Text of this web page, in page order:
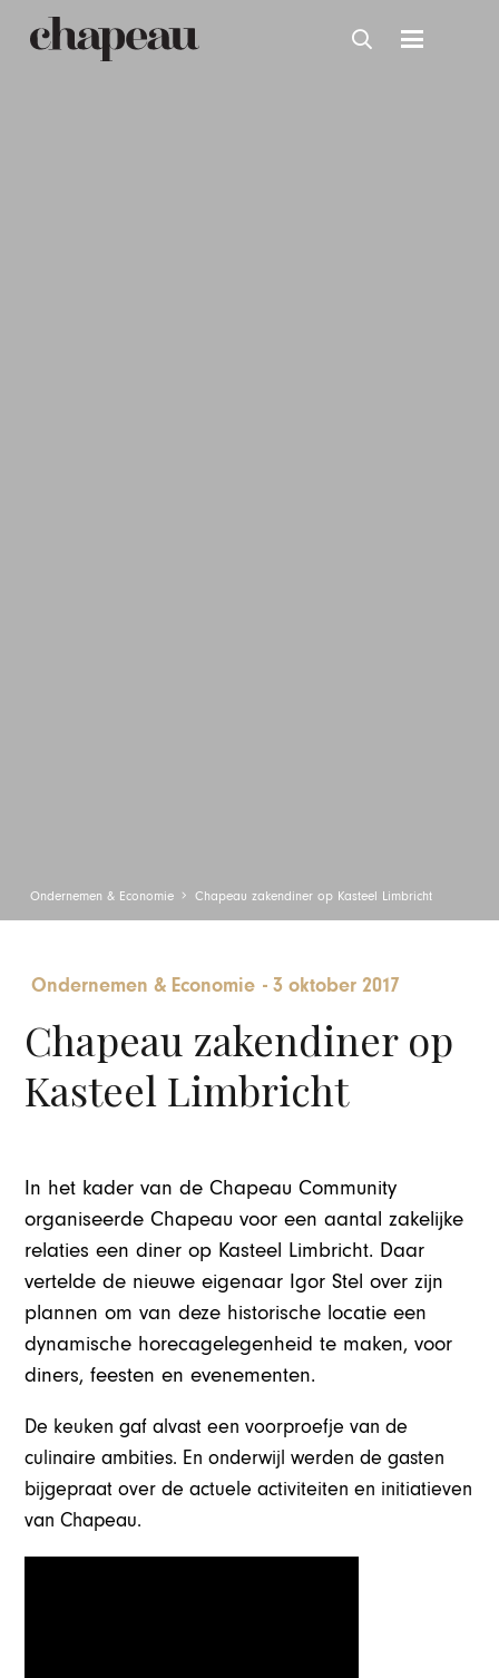
Ondernemen & Economie Chapeau zakendiner op Kasteel Limbricht
Ondernemen & Economie -3 oktober 2017
Chapeau zakendiner op
Kasteel Limbricht
In het kader van de Chapeau Community
organiseerde Chapeau voor een aantal zakelijke
relaties een diner op Kasteel Limbricht. Daar
vertelde de nieuwe eigenaar Igor Stel over zijn
plannen om van deze historische locatie een
dynamische horecagelegenheid te maken, voor
diners, feesten en evenementen.
De keuken gaf alvast een voorproefje van de
culinaire ambities. En onderwijl werden de gasten
bijgepraat over de actuele activiteiten en initiatieven
van Chapeau.